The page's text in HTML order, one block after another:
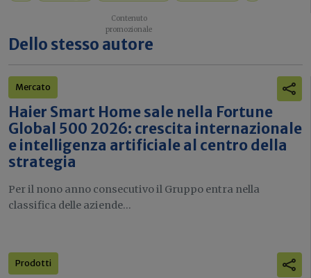
Dello stesso autore
Mercato
Haier Smart Home sale nella Fortune
Global 500 2026: crescita internazionale
e intelligenza artificiale al centro della
strategia
Per il nono anno consecutivo il Gruppo entra nella
classifica delle aziende...
Prodotti